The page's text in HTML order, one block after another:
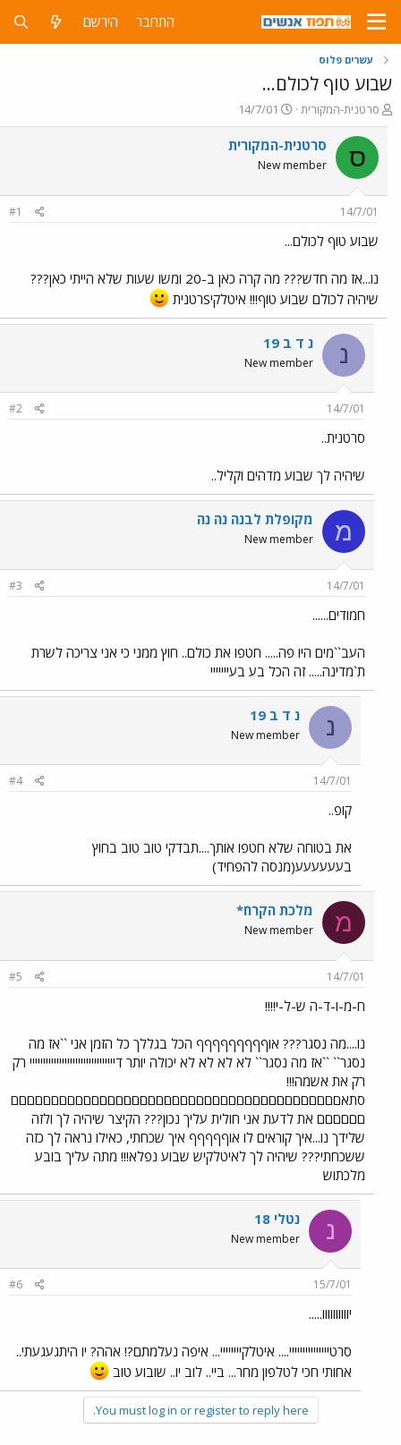
התחבר הירשם
עשרים פלוס
שבוע טוף לכולם...
פ
ו
ת
ח
ה
ש
א
סרטנית-המקורית
פ
ו
ר
ם
14/7/01
ס סרטנית-המקורית
New member
14/7/01
#1
שבוע טוף לכולם...
נו...אז מה חדש??? מה קרה כאן ב-20 ומשו שעות שלא הייתי כאן???
שיהיה לכולם שבוע טוף!!! איטלקיSרטנית
נ נ ד ב 19
New member
14/7/01
#2
סרטנית..
שיהיה לך שבוע מדהים וקליל..
מ מקופלת לבנה נה נה
New member
14/7/01
#3
חמודים......
העב``מים היו פה..... חטפו את כולם.. חוץ ממני כי אני צריכה לשרת
ת`מדינה..... זה הכל בע בעייייייי
נ נ ד ב 19
New member
14/7/01
#4
קופ..
את בטוחה שלא חטפו אותך....תבדקי טוב טוב בחוץ
בעעעעעע(מנסה להפחיד)
מ מלכת הקרח*
New member
14/7/01
#5
ח-מ-ו-ד-ה ש-ל-י!!!!
נו....מה נסגר??? אוףףףףףףףףף הכל בגללך כל הזמן אני ``אז מה
נסגר`` ``אז מה נסגר`` לא לא לא לא יכולה יותר דיייייייייייייייייייייייייייייייי רק
רק את אשמה!!!
סתאםםםםםםםםםםםםםםםםםםםםםםםםםםםםםםםםםםםםםםםםם
םםםםםם את לדעת אני חולית עליך נכון??? הקיצר שיהיה לך ולזה
שלידך נו...איך קוראים לו אוףףףףף איך שכחתי, כאילו נראה לך כזה
ששכחתי??? שיהיה לך לאיטלקיש שבוע נפלא!!! מתה עליך בובע
מלכתוש
נ נטלי 18
New member
15/7/01
#6
יוווווווווו.....
סרטייייייייייייייי.... איטלקיייייייי... איפה נעלמתם?! אהה? יו היתגעגעתי..
אחותי חכי לטלפון מחר... ביי.. לוב יו.. שובוע טוב
You must log in or register to reply here.